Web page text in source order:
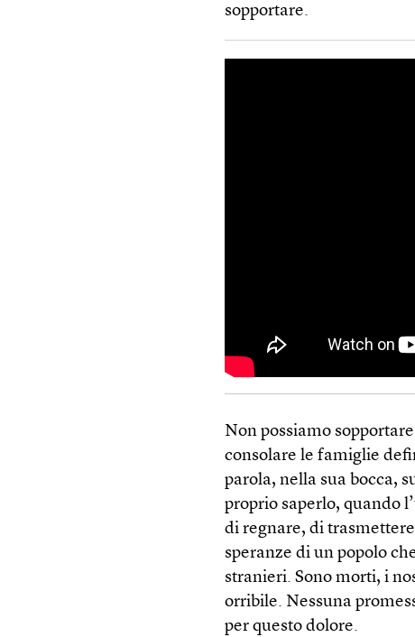
sopportare.
Non possiamo
consolare le famiglie
parola, nella sua bocca,
proprio saperlo, quando
di regnare, di
speranze di un popolo
stranieri. Sono morti, i
orribile. Nessuna
per questo dolore.